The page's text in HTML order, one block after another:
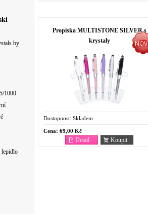
by
1000
lepidlo
Propiska MULTISTONE SILVER s
krystaly
Dostupnost: Skladem
Cena: 69,00 Kč
Koupit
Detail